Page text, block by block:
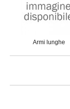
Armi lunghe